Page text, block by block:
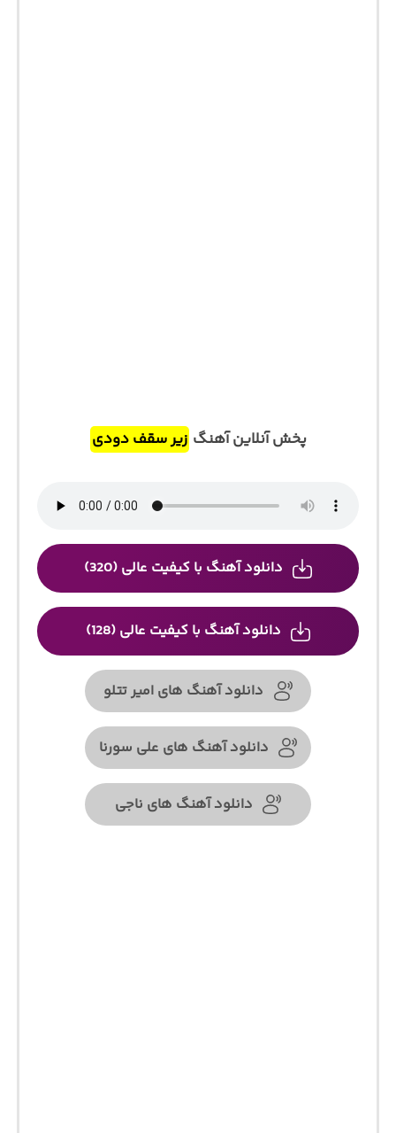
پخش آنلاین آهنگ زیر سقف دودی
دانلود آهنگ با کیفیت عالی (320)
دانلود آهنگ با کیفیت عالی (128)
دانلود آهنگ های امیر تتلو
دانلود آهنگ های علی سورنا
دانلود آهنگ های ناجی